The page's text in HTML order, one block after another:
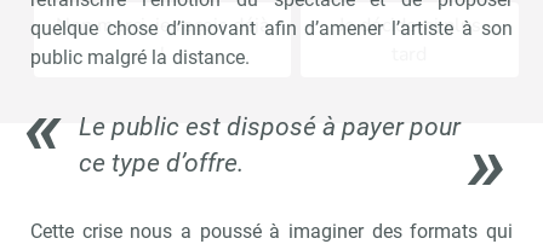
quelque chose d’innovant afin d’amener l’artiste à son
public malgré la distance.
Le public est disposé à payer pour
ce type d’offre.
Cette crise nous a poussé à imaginer des formats qui
Non merci, je reçois déjà
!
Je déciderai plus